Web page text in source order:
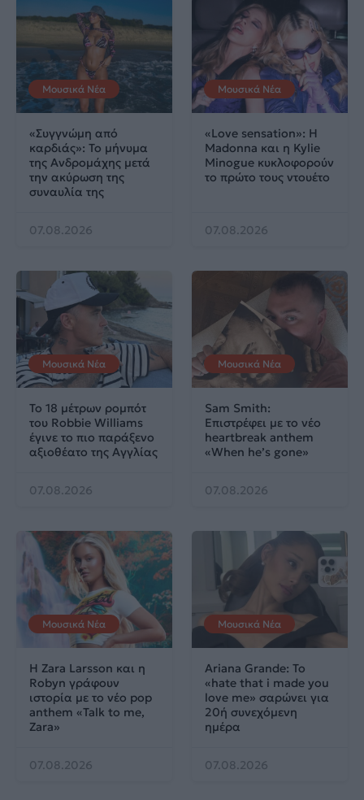
Μουσικά Νέα
«Συγγνώμη από
καρδιάς»: Το μήνυμα
της Ανδρομάχης μετά
την ακύρωση της
συναυλία της
07.08.2026
Μουσικά Νέα
«Love sensation»: Η
Madonna και η Kylie
Minogue κυκλοφορούν
το πρώτο τους ντουέτο
07.08.2026
Μουσικά Νέα
Το 18 μέτρων ρομπότ
του Robbie Williams
έγινε το πιο παράξενο
αξιοθέατο της Αγγλίας
07.08.2026
Μουσικά Νέα
Sam Smith:
Επιστρέφει με το νέο
heartbreak anthem
«When he’s gone»
07.08.2026
Μουσικά Νέα
Η Zara Larsson και η
Robyn γράφουν
ιστορία με το νέο pop
anthem «Talk to me,
Zara»
07.08.2026
Μουσικά Νέα
Ariana Grande: Το
«hate that i made you
love me» σαρώνει για
20ή συνεχόμενη
ημέρα
07.08.2026